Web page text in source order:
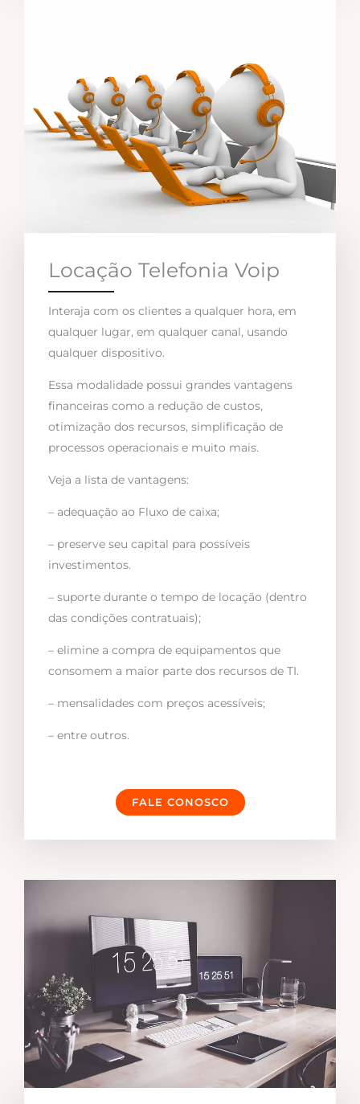
Locação Telefonia Voip
Interaja com os clientes a qualquer hora, em
qualquer lugar, em qualquer canal, usando
qualquer dispositivo.
Essa modalidade possui grandes vantagens
financeiras como a redução de custos,
otimização dos recursos, simplificação de
processos operacionais e muito mais.
Veja a lista de vantagens:
– adequação ao Fluxo de caixa;
– preserve seu capital para possíveis
investimentos.
– suporte durante o tempo de locação (dentro
das condições contratuais);
– elimine a compra de equipamentos que
consomem a maior parte dos recursos de TI.
– mensalidades com preços acessíveis;
– entre outros.
FALE CONOSCO